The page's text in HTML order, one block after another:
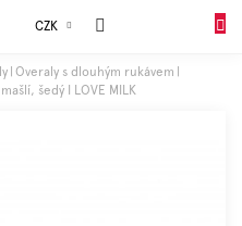
CZK
Overaly s dlouhým rukávem
šedý I LOVE MILK